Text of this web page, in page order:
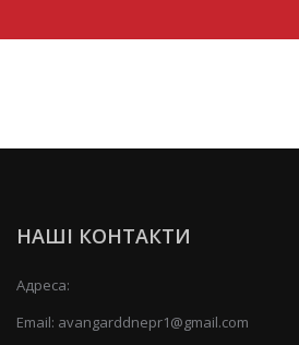
НАШІ КОНТАКТИ
Адреса:
Email: avangarddnepr1@gmail.com